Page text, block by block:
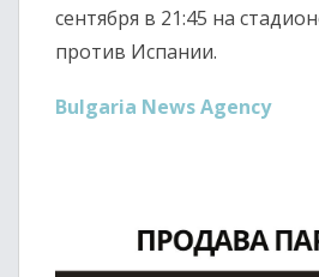
сентября в 21:45 на
против Испании.
Bulgaria News Agency